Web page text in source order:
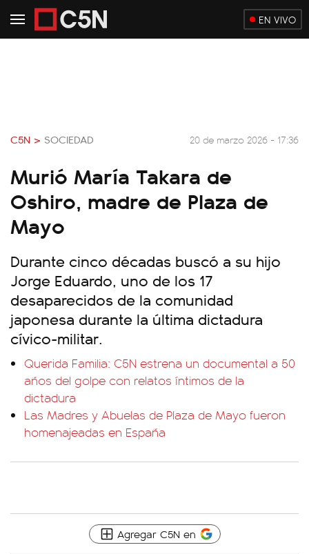
EN VIVO
C5N > SOCIEDAD 20 de marzo 2026 - 17:36
Murió María Takara de
Oshiro, madre de Plaza de
Mayo
Durante cinco décadas buscó a su hijo
Jorge Eduardo, uno de los 17
desaparecidos de la comunidad
japonesa durante la última dictadura
cívico-militar.
Querida Familia: C5N estrena un documental a 50
años del golpe con relatos íntimos de la
dictadura
Las Madres y Abuelas de Plaza de Mayo fueron
homenajeadas en España
Agregar C5N en